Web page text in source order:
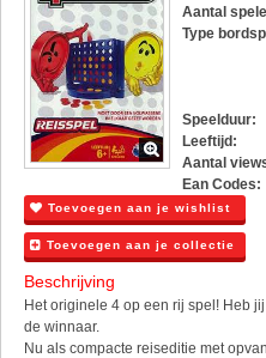
Aantal
Type
Speelduur:
Leeftijd:
Aantal
Ean Codes:
Toevoegen aan je wishlist
Toevoegen aan je collectie
Beschrijving
Het originele 4 op een rij spel! Heb
de winnaar.
Nu als compacte reiseditie met